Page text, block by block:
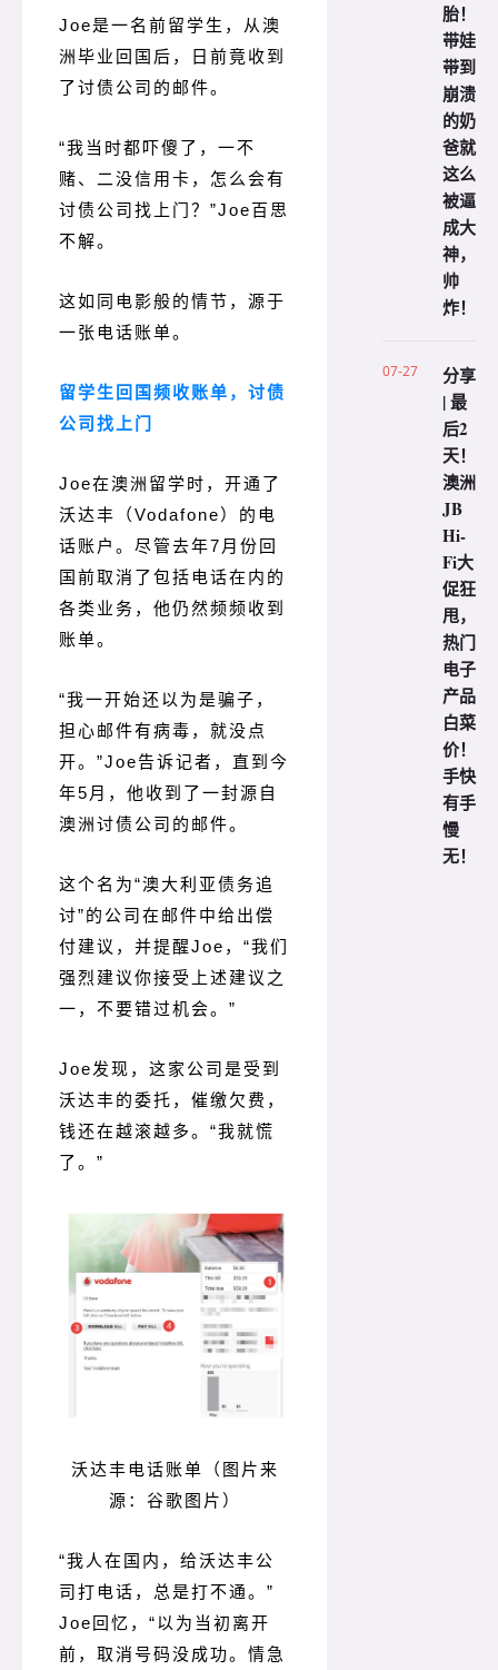
Joe是一名前留学生，从澳
洲毕业回国后，日前竟收到
了讨债公司的邮件。
“我当时都吓傻了，一不
赌、二没信用卡，怎么会有
讨债公司找上门？ ”Joe百思
不解。
这如同电影般的情节，源于
一张电话账单。
留学生回国频收账单，讨债
公司找上门
Joe在澳洲留学时，开通了
沃达丰（Vodafone）的电
话账户。 尽管去年7月份回
国前取消了包括电话在内的
各类业务，他仍然频频收到
账单。
“我一开始还以为是骗子，
担心邮件有病毒，就没点
开。 ”Joe告诉记者，直到今
年5月，他收到了一封源自
澳洲讨债公司的邮件。
这个名为“澳大利亚债务追
讨”的公司在邮件中给出偿
付建议，并提醒Joe，“我们
强烈建议你接受上述建议之
一，不要错过机会。 ”
Joe发现，这家公司是受到
沃达丰的委托，催缴欠费，
钱还在越滚越多。 “我就慌
了。 ”
沃达丰电话账单（图片来
源：谷歌图片）
“我人在国内，给沃达丰公
司打电话，总是打不通。 ”
Joe回忆，“以为当初离开
前，取消号码没成功。 情急
胎！
带娃
带到
崩溃
的奶
爸就
这么
被逼
成大
神，
帅
炸！
07-27
分享
| 最
后2
天！
澳洲
JB
Hi-
Fi大
促狂
甩，
热门
电子
产品
白菜
价！
手快
有手
慢
无！